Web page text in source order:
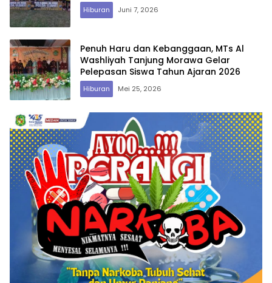
Hiburan Juni 7, 2026
Penuh Haru dan Kebanggaan, MTs Al
Washliyah Tanjung Morawa Gelar
Pelepasan Siswa Tahun Ajaran 2026
Hiburan Mei 25, 2026